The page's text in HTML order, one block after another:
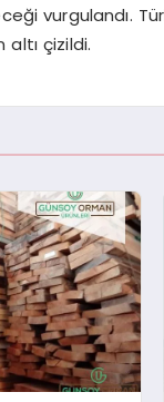
vurgulandı.
altı çizildi.